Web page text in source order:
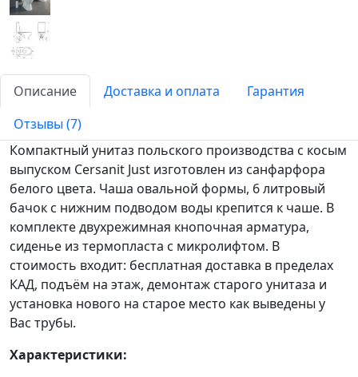
Описание Доставка и оплата
Гарантия
Отзывы (7)
Компактный унитаз польского производства с косым
выпуском Cersanit Just изготовлен из санфарфора
белого цвета. Чаша овальной формы, 6 литровый
бачок с нижним подводом воды крепится к чаше. В
комплекте двухрежимная кнопочная арматура,
сиденье из термопласта с микролифтом. В
стоимость входит: бесплатная доставка в пределах
КАД, подъём на этаж, демонтаж старого унитаза и
установка нового на старое место как выведены у
Вас трубы.
Характеристики: